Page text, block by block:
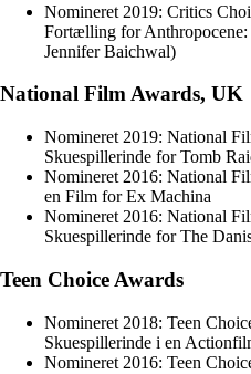
Nomineret 2019: Critics
Fortælling for
Jennifer Baichwal)
National Film Awards, UK
Nomineret 2019: National
Skuespillerinde for Tomb
Nomineret 2016: National
en Film for Ex Machina
Nomineret 2016: National
Skuespillerinde for The
Teen Choice Awards
Nomineret 2018: Teen
Skuespillerinde i en
Nomineret 2016: Teen